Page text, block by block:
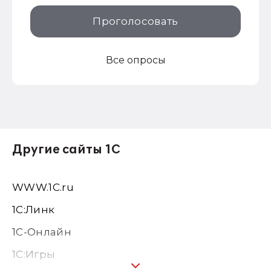
Проголосовать
Все опросы
Другие сайты 1С
WWW.1С.ru
1С:Линк
1С-Онлайн
1C:Игры